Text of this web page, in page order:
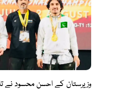
وزیرستان کے احسن محسود نے